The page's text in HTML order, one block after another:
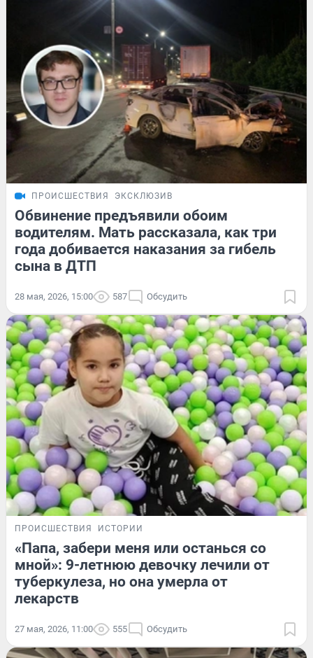
ПРОИСШЕСТВИЯ ЭКСКЛЮЗИВ
Обвинение предъявили обоим
водителям. Мать рассказала, как три
года добивается наказания за гибель
сына в ДТП
28 мая, 2026, 15:00 587 Обсудить
ПРОИСШЕСТВИЯ ИСТОРИИ
«Папа, забери меня или останься со
мной»: 9-летнюю девочку лечили от
туберкулеза, но она умерла от
лекарств
27 мая, 2026, 11:00 555 Обсудить